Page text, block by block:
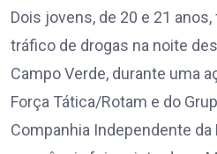
Dois jovens, de 20 e 21
tráfico de drogas na noite
Campo Verde, durante uma
Força Tática/Rotam e do
Companhia Independente da